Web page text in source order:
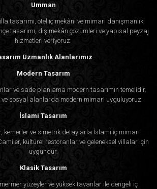
Umman
tasarımı, otel iç mekânı ve mimari danışmanlık
tasarımı, dış mekân çözümleri ve yapısal peyzaj
hizmetleri veriyoruz.
Uzmanlık Alanlarımız
Modern Tasarım
ve sade planlama modern tasarımın temelidir.
sosyal alanlarda modern mimari uyguluyoruz.
İslami Tasarım
kemerler ve simetrik detaylarla İslami iç mimari
kültürel restoranlar ve geleneksel villalar için
uygundur.
Klasik Tasarım
yüzeyler ve yüksek tavanlar ile dengeli iç